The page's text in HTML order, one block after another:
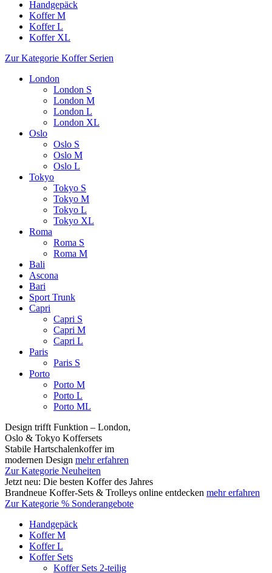
Handgepäck
Koffer M
Koffer L
Koffer XL
Zur Kategorie Koffer Serien
London
London S
London M
London L
London XL
Oslo
Oslo S
Oslo M
Oslo L
Tokyo
Tokyo S
Tokyo M
Tokyo L
Tokyo XL
Roma
Roma S
Roma M
Bali
Ascona
Bari
Sport Trunk
Capri
Capri S
Capri M
Capri L
Paris
Paris S
Porto
Porto M
Porto L
Porto ML
Design trifft Funktion – London,
Oslo & Tokyo Koffersets
Stabile Hartschalenkoffer im
modernen Design mehr erfahren
Zur Kategorie Neuheiten
Jetzt neu: Die besten Koffer des Jahres
Brandneue Koffer-Sets & Trolleys online entdecken mehr erfahren
Zur Kategorie % Sonderangebote
Handgepäck
Koffer M
Koffer L
Koffer Sets
Koffer Sets 2-teilig